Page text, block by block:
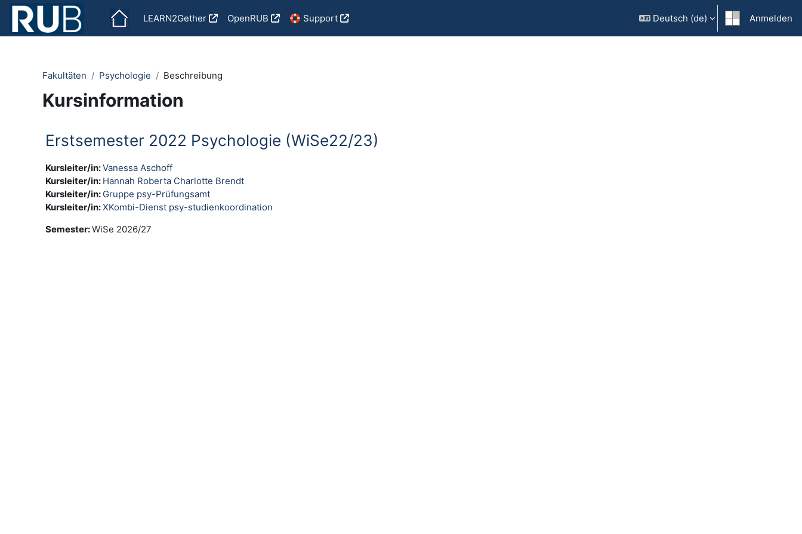
Zum Hauptinhalt
LEARN2Gether
OpenRUB 🛟 Support Deutsch ‎(de)‎ Anmelden
Fakultäten Psychologie Beschreibung
Kursinformation
Erstsemester 2022 Psychologie (WiSe22/23)
Kursleiter/in:Vanessa Aschoff
Kursleiter/in: Hannah Roberta Charlotte Brendt
Kursleiter/in: Gruppe psy-Prüfungsamt
Kursleiter/in:XKombi-Dienst psy-studienkoordination
Semester:WiSe 2026/27